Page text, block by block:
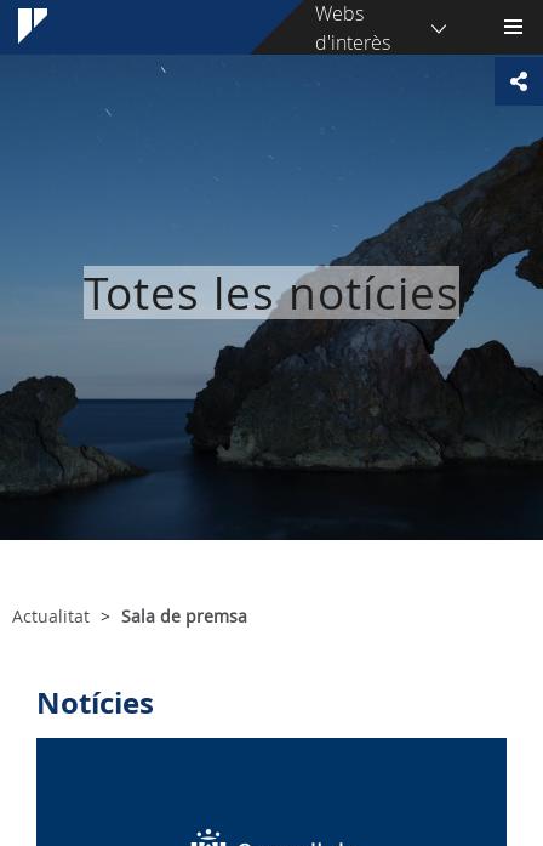
Webs
d'interès
Totes les notícies
Actualitat Sala de premsa
Notícies